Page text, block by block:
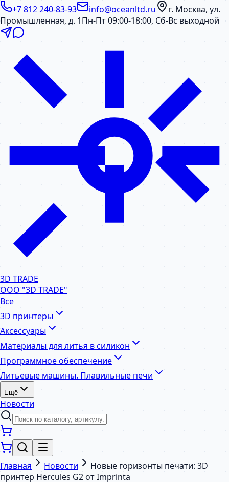
+7 812 240-83-93 info@oceanltd.ru
г. Москва, ул.
Промышленная, д. 1Пн-Пт 09:00-18:00, Сб-Вс выходной
3D TRADE
ООО "3D TRADE"
Все
3D принтеры
Аксессуары
Материалы для литья в силикон
Программное обеспечение
Литьевые машины. Плавильные печи
Ещё
Новости
Главная Новости
Новые горизонты печати: 3D
принтер Hercules G2 от Imprinta